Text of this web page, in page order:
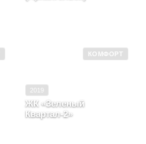
КОМФОРТ
2019
ЖК «Зеленый
Квартал-2»